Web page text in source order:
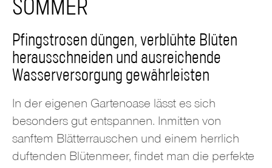
SOMMER
Pfingstrosen düngen, verblühte Blüten
herausschneiden und ausreichende
Wasserversorgung gewährleisten
In der eigenen Gartenoase lässt es sich
besonders gut entspannen. Inmitten von
sanftem Blätterrauschen und einem herrlich
duftenden Blütenmeer, findet man die perfekte